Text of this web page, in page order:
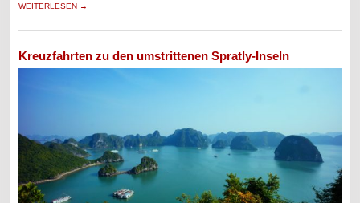
WEITERLESEN →
Kreuzfahrten zu den umstrittenen Spratly-Inseln